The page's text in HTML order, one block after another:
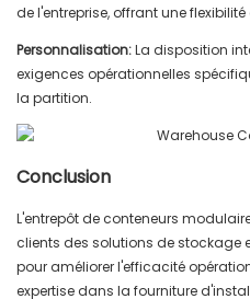
de l'entreprise, offrant une
Personnalisation:La disposition
exigences opérationnelles
la partition.
Conclusion
L'entrepôt de conteneurs
clients des solutions de stockage
pour améliorer l'efficacité
expertise dans la fourniture